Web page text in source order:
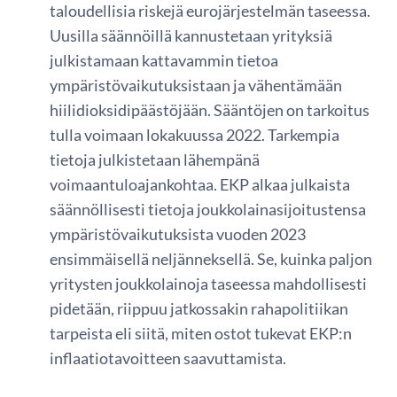
taloudellisia riskejä eurojärjestelmän taseessa.
Uusilla säännöillä kannustetaan yrityksiä
julkistamaan kattavammin tietoa
ympäristövaikutuksistaan ja vähentämään
hiilidioksidipäästöjään. Sääntöjen on tarkoitus
tulla voimaan lokakuussa 2022. Tarkempia
tietoja julkistetaan lähempänä
voimaantuloajankohtaa. EKP alkaa julkaista
säännöllisesti tietoja joukkolainasijoitustensa
ympäristövaikutuksista vuoden 2023
ensimmäisellä neljänneksellä. Se, kuinka paljon
yritysten joukkolainoja taseessa mahdollisesti
pidetään, riippuu jatkossakin rahapolitiikan
tarpeista eli siitä, miten ostot tukevat EKP:n
inflaatiotavoitteen saavuttamista.